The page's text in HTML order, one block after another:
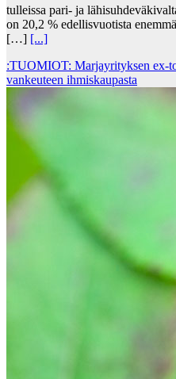
tulleissa pari- ja
on 20,2 % edellisvuotista
[…] [...]
:TUOMIOT: Marjayrityksen ex-
vankeuteen ihmiskaupasta